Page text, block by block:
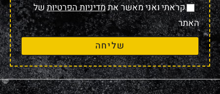
קראתי ואני מאשר אתמדיניות הפרטיותשל
האתר
שליחה